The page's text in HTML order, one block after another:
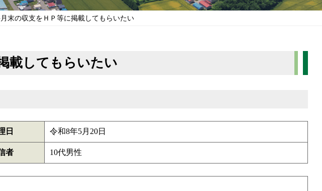
末の収支をＨＰ等に掲載してもらいたい
載してもらいたい
日 令和8年5月20日
者 10代男性